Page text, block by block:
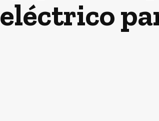
eléctrico